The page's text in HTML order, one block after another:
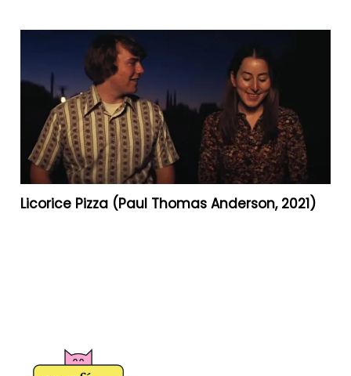
Licorice Pizza (Paul Thomas Anderson, 2021)